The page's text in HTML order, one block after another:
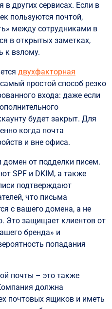
других сервисах. Если в
пользуются почтой,
между сотрудниками в
в открытых заметках,
к взлому.
двухфакторная
простой способ резко
входа: даже если
будет закрыт. Для
когда почта
и вне офиса.
от подделки писем.
SPF и DKIM, а также
подтверждают
что письма
с вашего домена, а не
Это защищает клиентов от
бренда» и
попадания
почты – это также
должна
почтовых ящиков и иметь